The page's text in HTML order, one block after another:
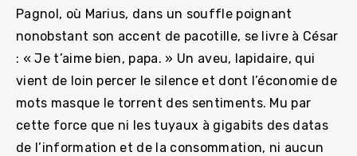
Pagnol, où Marius, dans un souffle poignant
nonobstant son accent de pacotille, se livre à César
: « Je t’aime bien, papa. » Un aveu, lapidaire, qui
vient de loin percer le silence et dont l’économie de
mots masque le torrent des sentiments. Mu par
cette force que ni les tuyaux à gigabits des datas
de l’information et de la consommation, ni aucun